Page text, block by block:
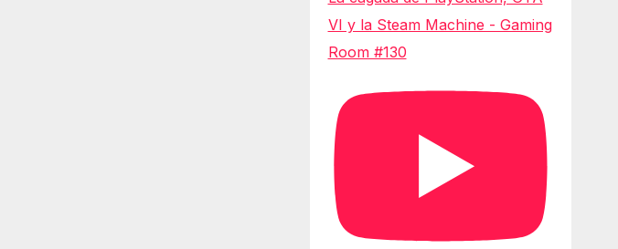
VI y la Steam Machine - Gaming
Room #130